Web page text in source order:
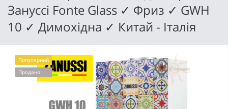
Зануссі Fonte Glass ✓ Фриз ✓ GWH
10 ✓ Димохідна ✓ Китай - Італія
Популярний
Продано